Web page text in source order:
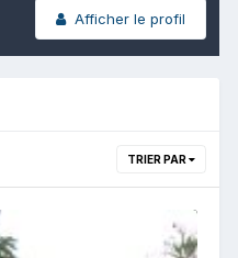
Afficher le profil
TRIER PAR